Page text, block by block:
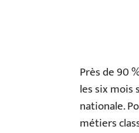
Près de 90
les six mois
nationale.
métiers